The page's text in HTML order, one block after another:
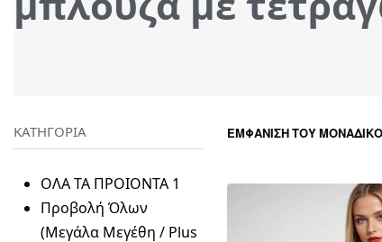
ΚΑΤΗΓΟΡΙΑ
ΟΛΑ ΤΑ ΠΡΟΙΟΝΤΑ 1
Προβολή Όλων
(Μεγάλα Μεγέθη / Plus
ΕΜΦΆΝΙΣΗ ΤΟΥ